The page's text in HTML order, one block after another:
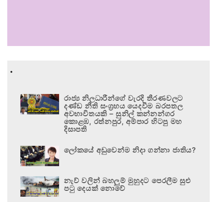
.
රාජ්‍ය නිලධාරීන්ගේ වැරදි තීරණවලට
දණ්ඩ නීති සංග්‍රහය යෙදවීම බරපතල
අවභාවිතයකි – සුනිල් කන්නන්ගර
කොළඹ, රත්නපුර, අම්පාර හිටපු මහ
දිසාපති
ලෝකයේ අඩුවෙන්ම නිදා ගන්නා ජාතිය?
නැව් වලින් බහලුම් මුහුදට පෙරලීම සුළු
පටු දෙයක් නොවේ